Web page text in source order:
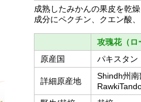
成熟したみかんの果皮を乾
成分にペクチン、クエン酸
攻瑰花（ロ
原産国
パキスタン
詳細原産地
Shindh州